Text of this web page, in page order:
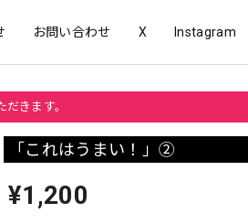
お問い合わせ X Instagram
きます。
「これはうまい！」②
¥1,200